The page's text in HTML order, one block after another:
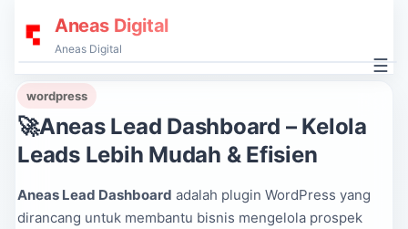
Aneas Digital
Aneas Digital
☰
wordpress
🚀Aneas Lead Dashboard – Kelola
Leads Lebih Mudah & Efisien
Aneas Lead Dashboard adalah plugin WordPress yang
dirancang untuk membantu bisnis mengelola prospek